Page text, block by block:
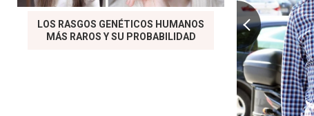
LOS RASGOS GENÉTICOS HUMANOS
MÁS RAROS Y SU PROBABILIDAD